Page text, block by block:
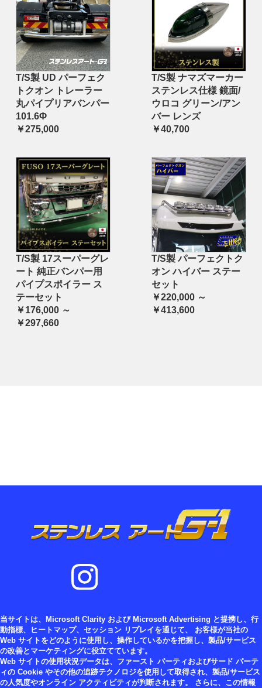
T/S製 UD パーフェク
トクオン トレーラー
丸パイプリアバンパー
101.6Φ
￥275,000
T/S製 ナマズマーカー
ステンレス仕様 鏡面/
ウロコ グリーン/アン
バー レンズ
￥40,700
T/S製 17スーパーグレ
ート 純正バンパー用
パイプスポイラー ス
テーセット
￥176,000 ～
￥297,660
T/S製 パーフェクトク
オン ハイバー ステー
セット
￥220,000 ～
￥413,600
当サイトは、Microsoft Clarity および Microsoft Advertising と提携し、行
動指標、ヒートマップ、セッション リプレイを通じて、 お客様が当社の
Web サイトをどのように使用し、操作しているかを把握し、製品/サービス
の改善とマーケティングに役立てています。
Web サイトの使用状況データは、ファースト パーティおよびサード パーテ
ィの Cookie やその他の追跡テクノロジを使用して取得され、製品/サービス
の人気度やオンライン アクティビティが判断されます。 さらに、この情報